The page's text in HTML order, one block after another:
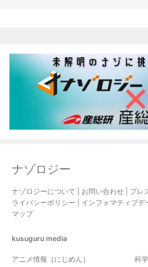
ナゾロジー
ナゾロジーについて お問い合わせ プレ
ライバシーポリシー
インフォマティブデ
マップ
kusuguru media
アニメ情報［にじめん］ 科